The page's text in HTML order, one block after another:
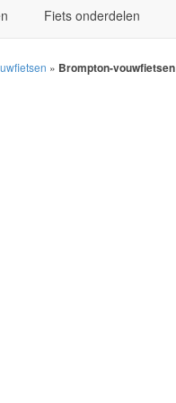
Fiets onderdelen
» Brompton-vouwfietsen